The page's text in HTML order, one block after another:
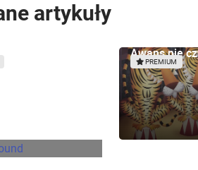
artykuły
zesłanie? - Awans nie
PREMIUM